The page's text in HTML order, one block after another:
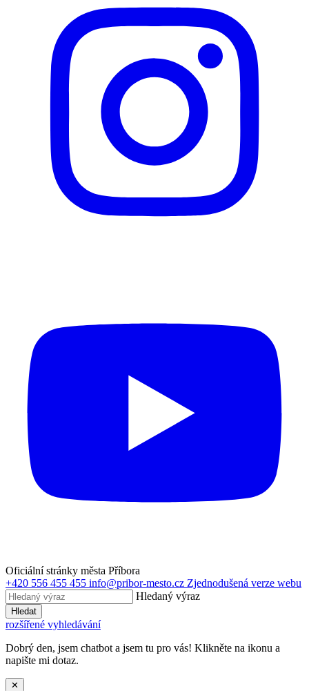
Oficiální stránky města Příbora
+420 556 455 455 info@pribor-mesto.cz Zjednodušená verze webu
Hledaný výraz
Hledat
rozšířené vyhledávání
Dobrý den, jsem chatbot a jsem tu pro vás! Klikněte na ikonu a
napište mi dotaz.
✕